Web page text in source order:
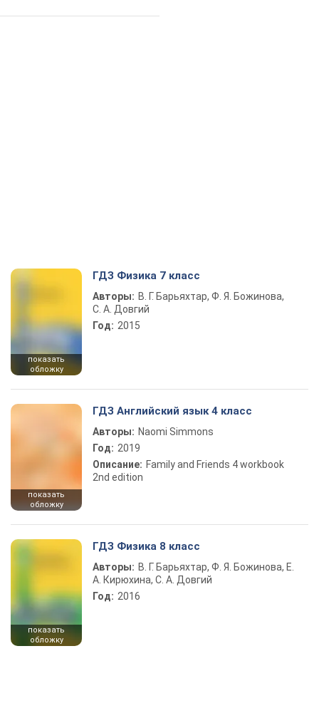
показать
обложку
ГДЗ Физика 7 класс
Авторы: В. Г. Барьяхтар, Ф. Я. Божинова,
С. А. Довгий
Год: 2015
показать
обложку
ГДЗ Английский язык 4 класс
Авторы: Naomi Simmons
Год: 2019
Описание: Family and Friends 4 workbook
2nd edition
показать
обложку
ГДЗ Физика 8 класс
Авторы: В. Г. Барьяхтар, Ф. Я. Божинова, Е.
А. Кирюхина, С. А. Довгий
Год: 2016